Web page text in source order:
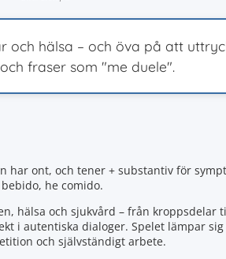
och hälsa – och öva på att
fraser som "me duele".
ont, och tener + substantiv för
he comido.
hälsa och sjukvård – från kroppsdelar
i autentiska dialoger. Spelet lämpar
och självständigt arbete.